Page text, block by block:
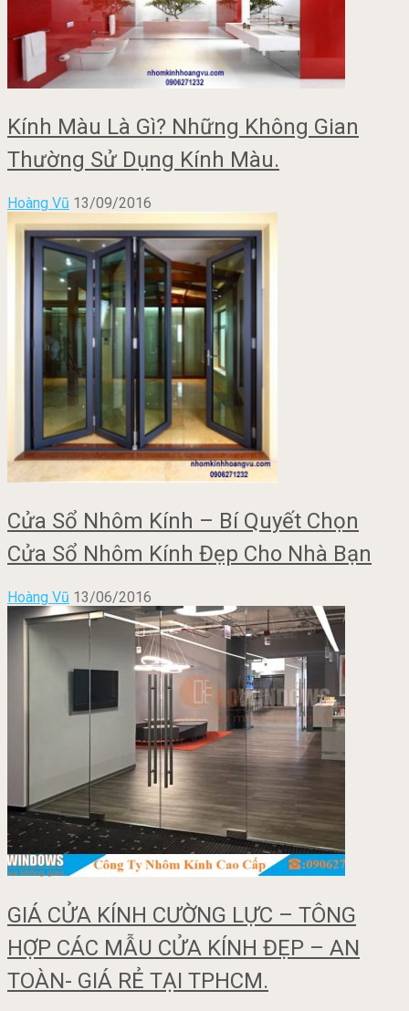
Kính Màu Là Gì? Những Không Gian
Thường Sử Dụng Kính Màu.
Hoàng Vũ 13/09/2016
Cửa Sổ Nhôm Kính – Bí Quyết Chọn
Cửa Sổ Nhôm Kính Đẹp Cho Nhà Bạn
Hoàng Vũ 13/06/2016
GIÁ CỬA KÍNH CƯỜNG LỰC – TÔNG
HỢP CÁC MẪU CỬA KÍNH ĐẸP – AN
TOÀN- GIÁ RẺ TẠI TPHCM.